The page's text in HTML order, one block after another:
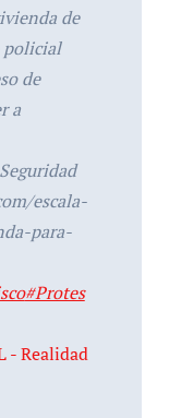
de
policial
de
a
escala-
para-
#Protes
- Realidad